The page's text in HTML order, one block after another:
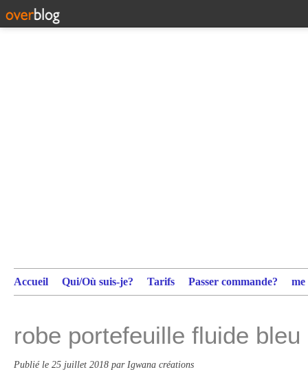
Accueil Qui/Où suis-je? Tarifs Passer commande?
robe portefeuille fluide bleu
Publié le 25 juillet 2018 par Igwana créations